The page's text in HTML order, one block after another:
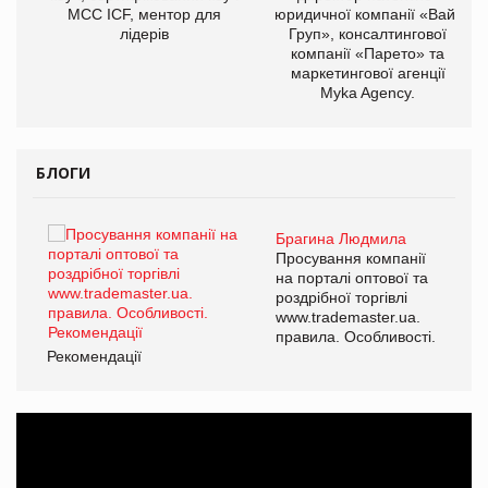
МСС ICF, ментор для
лідерів
юридичної компанії «Вайз
Груп», консалтингової
компанії «Парето» та
маркетингової агенції
Myka Agency.
БЛОГИ
Брагина Людмила
Просування компанії
на порталі оптової та
роздрібної торгівлі
www.trademaster.ua.
правила. Особливості.
Рекомендації